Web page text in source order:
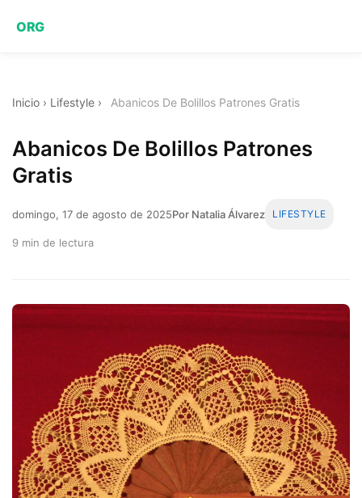
ORG
Inicio › Lifestyle › Abanicos De Bolillos Patrones Gratis
Abanicos De Bolillos Patrones
Gratis
domingo, 17 de agosto de 2025Por Natalia Álvarez LIFESTYLE
9 min de lectura